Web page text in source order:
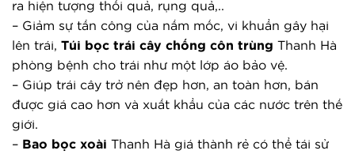
ra hiện tượng thối quả, rụng quả,..
– Giảm sự tấn công của nấm mốc, vi khuẩn gây hại
lên trái, Túi bọc trái cây chống côn trùng Thanh Hà
phòng bệnh cho trái như một lớp áo bảo vệ.
– Giúp trái cây trở nên đẹp hơn, an toàn hơn, bán
được giá cao hơn và xuất khẩu của các nước trên thế
giới.
– Bao bọc xoài Thanh Hà giá thành rẻ có thể tái sử